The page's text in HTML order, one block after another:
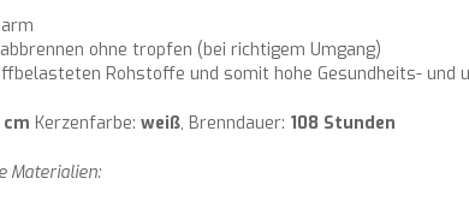
ohne tropfen (bei richtigem Umgang)
Rohstoffe und somit hohe Gesundheits- und
Kerzenfarbe: weiß, Brenndauer: 108 Stunden
Materialien: